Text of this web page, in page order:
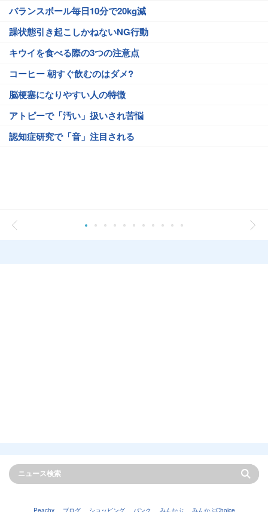
バランスボール毎日10分で20kg減
躁状態引き起こしかねないNG行動
キウイを食べる際の3つの注意点
コーヒー 朝すぐ飲むのはダメ?
脳梗塞になりやすい人の特徴
アトピーで「汚い」扱いされ苦悩
認知症研究で「音」注目される
Peachy ブログ ショッピング バンク みんかぶ みんかぶChoice